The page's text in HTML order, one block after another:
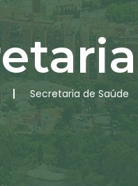
Secretaria de Saúde